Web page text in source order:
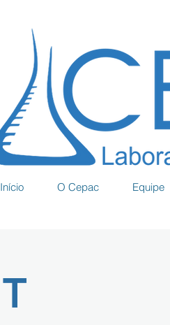
Início O Cepac Equipe
T